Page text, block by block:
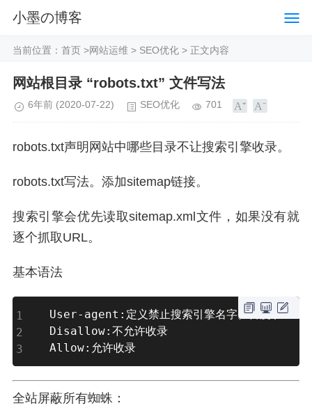
小墨の博客
当前位置： 首页 >网站运维 > SEO优化 > 正文内容
网站根目录 “robots.txt” 文件写法
6年前 (2020-07-22) SEO优化 701
robots.txt声明网站中哪些目录不让搜索引擎收录。
robots.txt写法。添加sitemap链接。
搜索引擎会优先读取sitemap.xml文件，如果没有就
逐个抓取URL。
基本语法
User-agent:定义禁止搜索引擎名字。百度
Disallow:不允许收录
Allow:允许收录
全站屏蔽所有蜘蛛：